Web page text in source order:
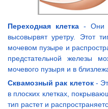
Переходная клетка- Они
высовырвят уретру. Этот
мочевом пузыре и
предстательной железы
мочевого пузыря и в
Сквамозный рак клеток-
в плоских клетках,
тип растет и